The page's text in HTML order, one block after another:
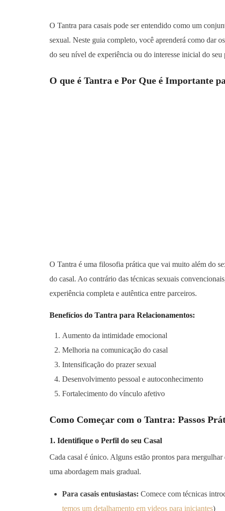
O Tantra para casais pode ser entendido como um
sexual. Neste guia completo, você aprenderá como dar
do seu nível de experiência ou do interesse inicial do seu
O que é Tantra e Por Que é Importante
O Tantra é uma filosofia prática que vai muito além do
do casal. Ao contrário das técnicas sexuais
experiência completa e autêntica entre parceiros.
Benefícios do Tantra para Relacionamentos:
Aumento da intimidade emocional
Melhoria na comunicação do casal
Intensificação do prazer sexual
Desenvolvimento pessoal e autoconhecimento
Fortalecimento do vínculo afetivo
Como Começar com o Tantra: Passos
1. Identifique o Perfil do seu Casal
Cada casal é único. Alguns estão prontos para
uma abordagem mais gradual.
Para casais entusiastas: Comece com técnicas
temos um detalhamento em videos para iniciantes)